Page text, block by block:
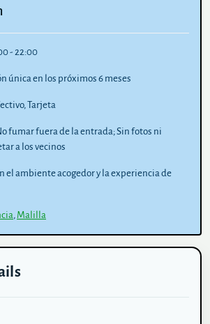
- 22:00
única en los próximos 6 meses
Tarjeta
fumar fuera de la entrada; Sin fotos ni
a los vecinos
el ambiente acogedor y la experiencia de
, Malilla